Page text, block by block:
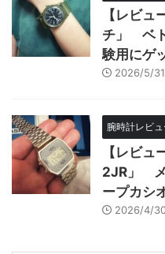
【レビュ
チ」 ベ
験用にゲ
2026/5/31
腕時計レビュ
【レビ
2JR」 メ
ープカシ
2026/4/